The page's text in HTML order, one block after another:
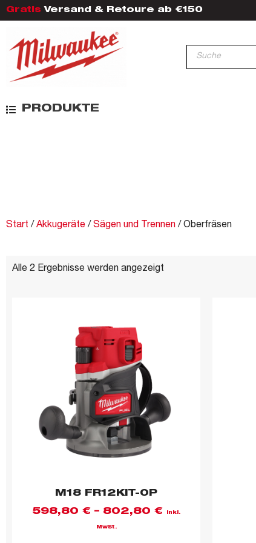
Gratis Versand & Retoure ab €150
PRODUKTE
Start / Akkugeräte / Sägen und Trennen / Oberfräsen
Alle 2 Ergebnisse werden angezeigt
M18 FR12KIT-0P
598,80 € – 802,80 € inkl.
MwSt.